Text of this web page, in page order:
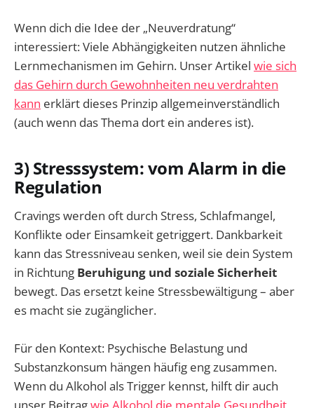
Wenn dich die Idee der „Neuverdratung“
interessiert: Viele Abhängigkeiten nutzen ähnliche
Lernmechanismen im Gehirn. Unser Artikel wie sich
das Gehirn durch Gewohnheiten neu verdrahten
kann erklärt dieses Prinzip allgemeinverständlich
(auch wenn das Thema dort ein anderes ist).
3) Stresssystem: vom Alarm in die
Regulation
Cravings werden oft durch Stress, Schlafmangel,
Konflikte oder Einsamkeit getriggert. Dankbarkeit
kann das Stressniveau senken, weil sie dein System
in Richtung Beruhigung und soziale Sicherheit
bewegt. Das ersetzt keine Stressbewältigung – aber
es macht sie zugänglicher.
Für den Kontext: Psychische Belastung und
Substanzkonsum hängen häufig eng zusammen.
Wenn du Alkohol als Trigger kennst, hilft dir auch